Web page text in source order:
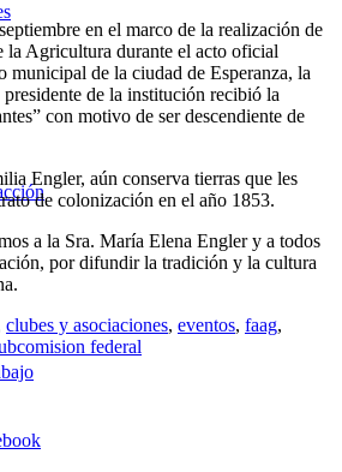
en el marco de la realización de
la Agricultura durante el acto oficial
municipal de la ciudad de Esperanza, la
de la institución recibió la
con motivo de ser descendiente de
Engler, aún conserva tierras que les
de colonización en el año 1853.
a la Sra. María Elena Engler y a todos
por difundir la tradición y la cultura
clubes y asociaciones, eventos, faag,
federal